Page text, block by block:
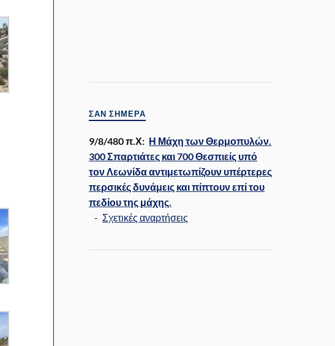
ΣΑΝ ΣΉΜΕΡΑ
9/8/480 π.Χ: Η Μάχη των Θερμοπυλών.
300 Σπαρτιάτες και 700 Θεσπιείς υπό
τον Λεωνίδα αντιμετωπίζουν υπέρτερες
περσικές δυνάμεις και πίπτουν επί του
πεδίου της μάχης.
- Σχετικές αναρτήσεις